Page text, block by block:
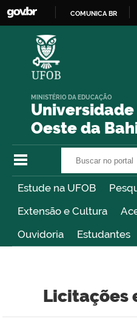
COMUNICA BR
Oeste da
MINISTÉRIO DA EDUCAÇÃO
Estude na UFOB
Extensão e Cultura
Ouvidoria
Estudantes
Licitações